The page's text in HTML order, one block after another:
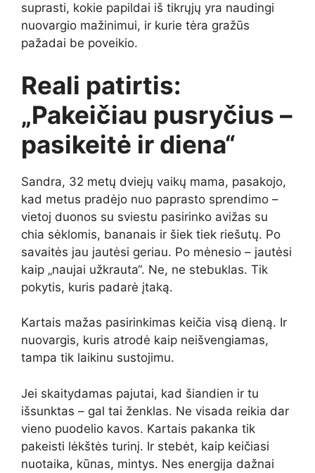
suprasti, kokie papildai iš tikrųjų yra naudingi
nuovargio mažinimui, ir kurie tėra gražūs
pažadai be poveikio.
Reali patirtis:
„Pakeičiau pusryčius –
pasikeitė ir diena“
Sandra, 32 metų dviejų vaikų mama, pasakojo,
kad metus pradėjo nuo paprasto sprendimo –
vietoj duonos su sviestu pasirinko avižas su
chia sėklomis, bananais ir šiek tiek riešutų. Po
savaitės jau jautėsi geriau. Po mėnesio – jautėsi
kaip „naujai užkrauta“. Ne, ne stebuklas. Tik
pokytis, kuris padarė įtaką.
Kartais mažas pasirinkimas keičia visą dieną. Ir
nuovargis, kuris atrodė kaip neišvengiamas,
tampa tik laikinu sustojimu.
Jei skaitydamas pajutai, kad šiandien ir tu
išsunktas – gal tai ženklas. Ne visada reikia dar
vieno puodelio kavos. Kartais pakanka tik
pakeisti lėkštės turinį. Ir stebėt, kaip keičiasi
nuotaika, kūnas, mintys. Nes energija dažnai